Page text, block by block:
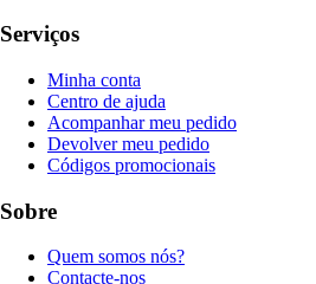
Serviços
Minha conta
Centro de ajuda
Acompanhar meu pedido
Devolver meu pedido
Códigos promocionais
Sobre
Quem somos nós?
Contacte-nos